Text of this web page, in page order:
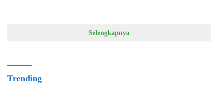
Selengkapnya
Trending